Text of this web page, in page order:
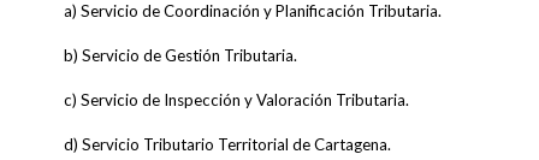
a) Servicio de Coordinación y Planificación Tributaria.
b) Servicio de Gestión Tributaria.
c) Servicio de Inspección y Valoración Tributaria.
d) Servicio Tributario Territorial de Cartagena.